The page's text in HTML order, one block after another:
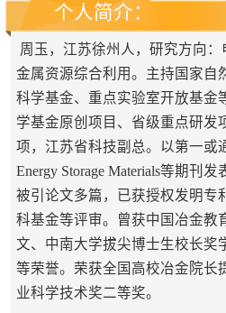
个人简介：
周玉，江苏徐州人，研究方向
金属资源综合利用。主持国家自
科学基金、重点实验室开放基金
学基金原创项目、省级重点研发
项，江苏省科技副总。以第一或
Energy Storage Materials等期刊
被引论文多篇，已获授权发明专
科基金等评审。曾获中国冶金教
文、中南大学拔尖博士生校长奖
等荣誉。荣获全国高校冶金院长
业科学技术奖二等奖。